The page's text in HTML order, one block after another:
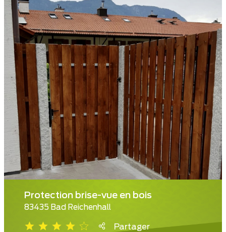
Protection brise-vue en bois
83435 Bad Reichenhall
Partager